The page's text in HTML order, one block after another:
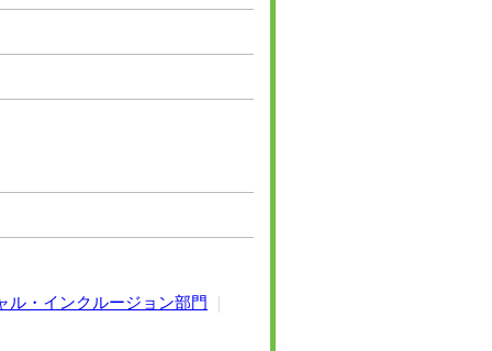
ル・インクルージョン部門